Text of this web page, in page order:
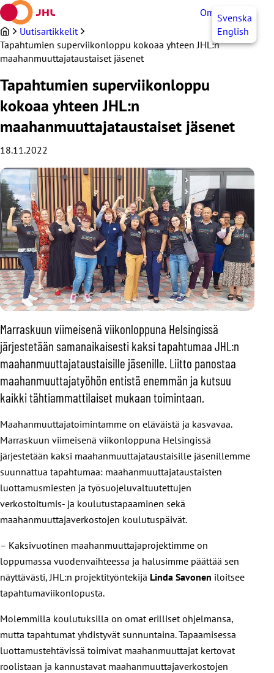
Siirry
sisältöön
OmaJHLSvenska
English
Uutisartikkelit
Tapahtumien superviikonloppu kokoaa yhteen JHL:n
maahanmuuttajataustaiset jäsenet
Tapahtumien superviikonloppu
kokoaa yhteen JHL:n
maahanmuuttajataustaiset jäsenet
18.11.2022
Marraskuun viimeisenä viikonloppuna Helsingissä
järjestetään samanaikaisesti kaksi tapahtumaa JHL:n
maahanmuuttajataustaisille jäsenille. Liitto panostaa
maahanmuuttajatyöhön entistä enemmän ja kutsuu
kaikki tähtiammattilaiset mukaan toimintaan.
Maahanmuuttajatoimintamme on eläväistä ja kasvavaa.
Marraskuun viimeisenä viikonloppuna Helsingissä
järjestetään kaksi maahanmuuttajataustaisille jäsenillemme
suunnattua tapahtumaa: maahanmuuttajataustaisten
luottamusmiesten ja työsuojeluvaltuutettujen
verkostoitumis- ja koulutustapaaminen sekä
maahanmuuttajaverkostojen koulutuspäivät.
– Kaksivuotinen maahanmuuttajaprojektimme on
loppumassa vuodenvaihteessa ja halusimme päättää sen
näyttävästi, JHL:n projektityöntekijä Linda Savonen iloitsee
tapahtumaviikonlopusta.
Molemmilla koulutuksilla on omat erilliset ohjelmansa,
mutta tapahtumat yhdistyvät sunnuntaina. Tapaamisessa
luottamustehtävissä toimivat maahanmuuttajat kertovat
roolistaan ja kannustavat maahanmuuttajaverkostojen